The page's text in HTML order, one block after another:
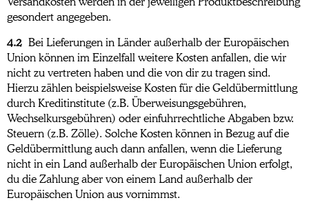
gesondert angegeben.
4.2 Bei Lieferungen in Länder außerhalb der Europäischen
Union können im Einzelfall weitere Kosten anfallen, die wir
nicht zu vertreten haben und die von dir zu tragen sind.
Hierzu zählen beispielsweise Kosten für die Geldübermittlung
durch Kreditinstitute (z.B. Überweisungsgebühren,
Wechselkursgebühren) oder einfuhrrechtliche Abgaben bzw.
Steuern (z.B. Zölle). Solche Kosten können in Bezug auf die
Geldübermittlung auch dann anfallen, wenn die Lieferung
nicht in ein Land außerhalb der Europäischen Union erfolgt,
du die Zahlung aber von einem Land außerhalb der
Europäischen Union aus vornimmst.